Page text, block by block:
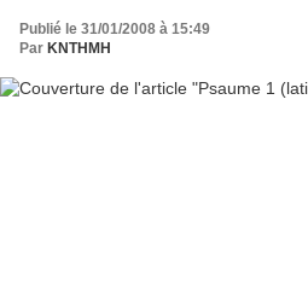
Publié le 31/01/2008 à 15:49
Par KNTHMH